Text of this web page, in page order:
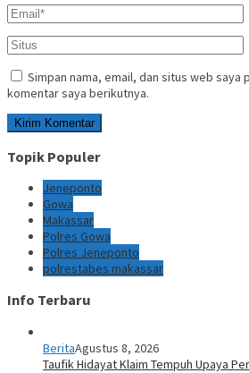
Simpan nama, email, dan situs web saya
komentar saya berikutnya.
Topik Populer
Jeneponto
Gowa
Makassar
Polres Gowa
Polres Jeneponto
polrestabes makassar
Info Terbaru
BeritaAgustus 8, 2026
Taufik Hidayat Klaim Tempuh Upaya